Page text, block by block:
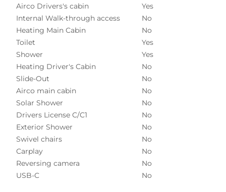
Airco Drivers's cabin
Yes
Internal Walk-through access
No
Heating Main Cabin
No
Toilet
Yes
Shower
Yes
Heating Driver's Cabin
No
Slide-Out
No
Airco main cabin
No
Solar Shower
No
Drivers License C/C1
No
Exterior Shower
No
Swivel chairs
No
Carplay
No
Reversing camera
No
USB-C
No